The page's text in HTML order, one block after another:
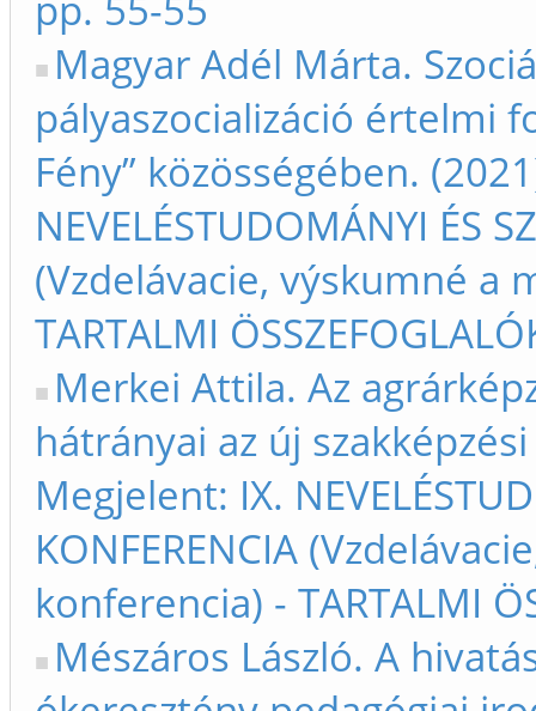
Magyar Adél Márta.
pályaszocializáció értelmi
Fény” közösségében.
NEVELÉSTUDOMÁNYI ÉS
(Vzdelávacie, výskumné a
TARTALMI
Merkei Attila. Az
hátrányai az új
Megjelent: IX.
KONFERENCIA
konferencia) - TARTALMI
Mészáros László. A